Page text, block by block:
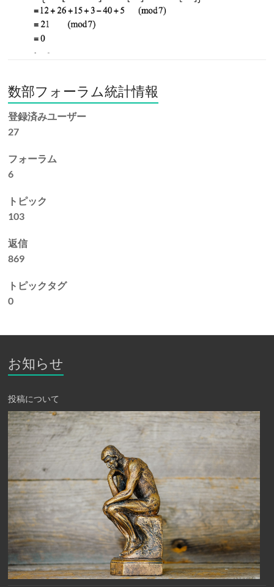
数部フォーラム統計情報
登録済みユーザー
27
フォーラム
6
トピック
103
返信
869
トピックタグ
0
お知らせ
投稿について